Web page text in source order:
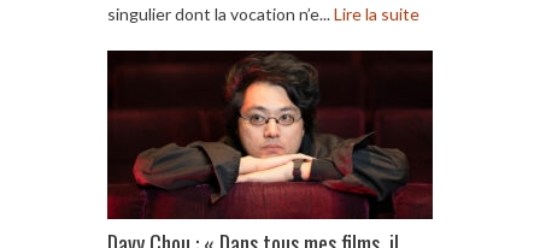
singulier dont la vocation n’e...Lire la suite